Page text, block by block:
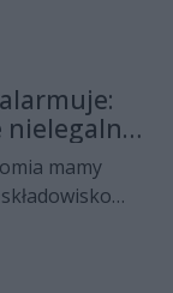
postulatów
i
województwa z
nielegalne
w
mamy